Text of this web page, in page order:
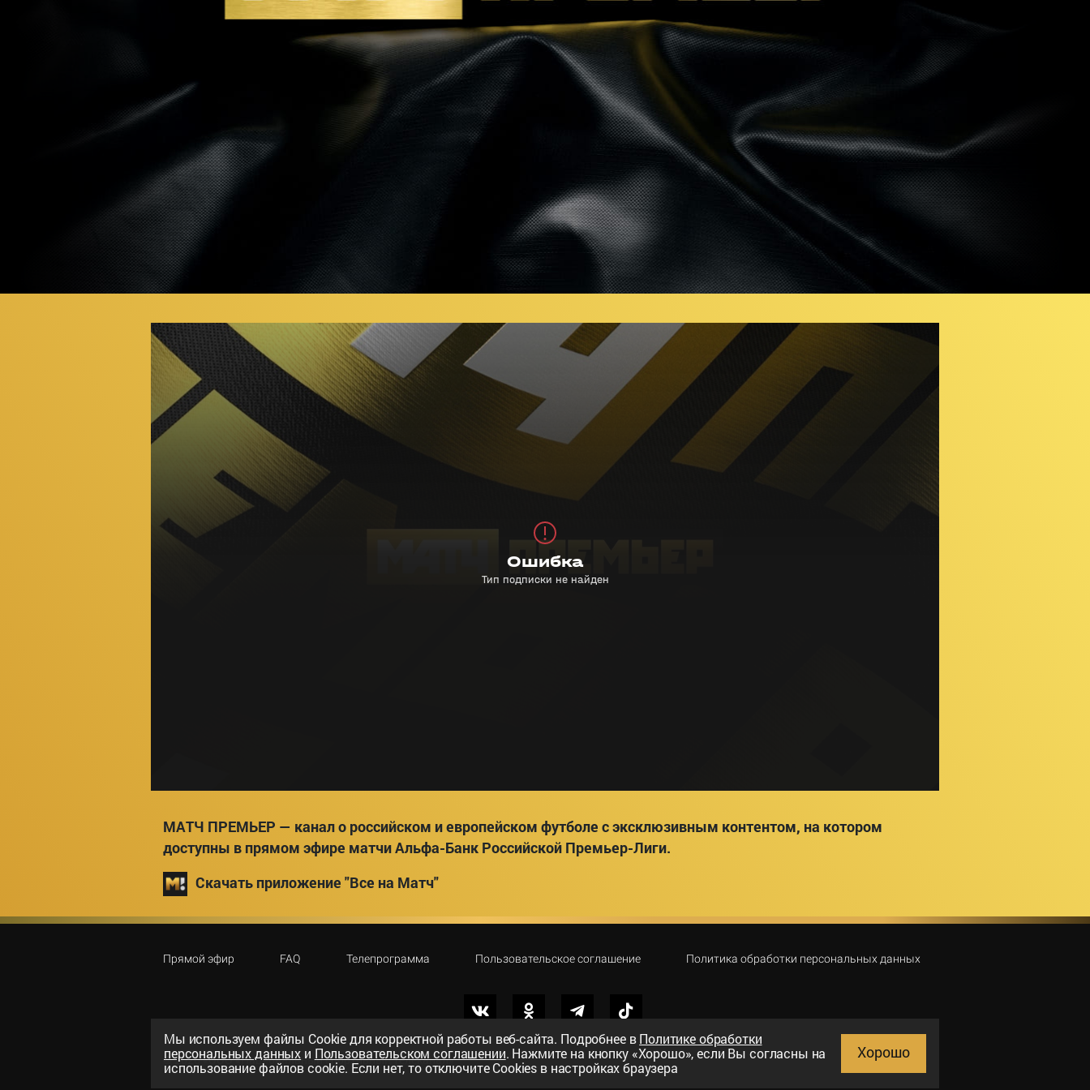
МАТЧ ПРЕМЬЕР — канал о российском и европейском футболе с эксклюзивным контентом, на котором
доступны в прямом эфире матчи Альфа-Банк Российской Премьер-Лиги.
Скачать приложение "Все на Матч"
Прямой эфир FAQ Телепрограмма Пользовательское соглашение Политика обработки персональных данных
©2026«ООО «Национальный спортивный телеканал» Поиск
Мы используем файлы Сookie для корректной работы веб-сайта. Подробнее вПолитике обработки
персональных данных и Пользовательском соглашении. Нажмите на кнопку «Хорошо», если Вы согласны на
использование файлов cookie. Если нет, то отключите Cookies в настройках браузера
Хорошо